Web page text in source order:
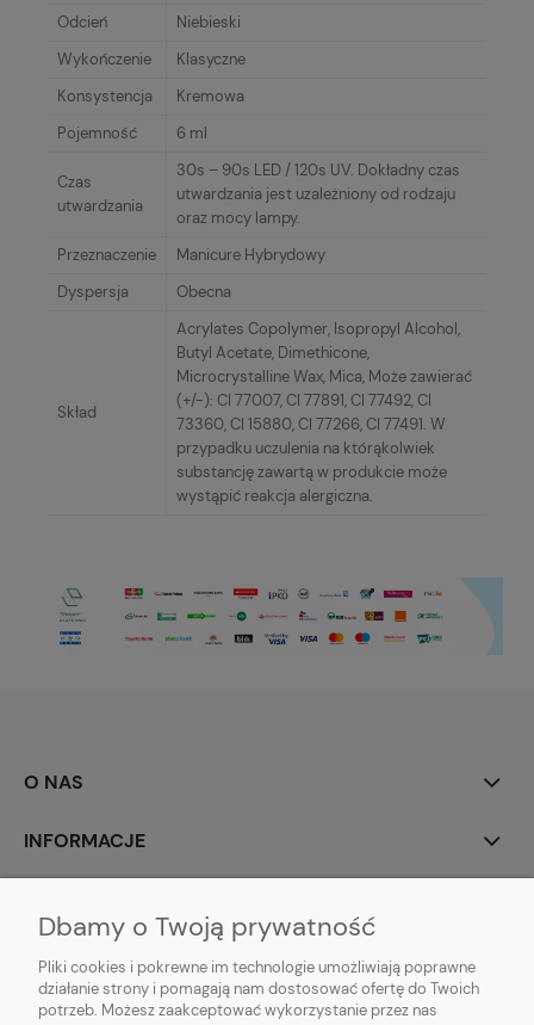
Odcień
Niebieski
Wykończenie
Klasyczne
Konsystencja
Kremowa
Pojemność
6 ml
Czas
utwardzania
30s – 90s LED / 120s UV. Dokładny czas
utwardzania jest uzależniony od rodzaju
oraz mocy lampy.
Przeznaczenie
Manicure Hybrydowy
Dyspersja
Obecna
Skład
Acrylates Copolymer, Isopropyl Alcohol,
Butyl Acetate, Dimethicone,
Microcrystalline Wax, Mica, Może zawierać
(+/-): CI 77007, CI 77891, CI 77492, CI
73360, CI 15880, CI 77266, CI 77491. W
przypadku uczulenia na którąkolwiek
substancję zawartą w produkcie może
wystąpić reakcja alergiczna.
O NAS
INFORMACJE
POMOC
Dbamy o Twoją prywatność
Pliki cookies i pokrewne im technologie umożliwiają poprawne
działanie strony i pomagają nam dostosować ofertę do Twoich
potrzeb. Możesz zaakceptować wykorzystanie przez nas